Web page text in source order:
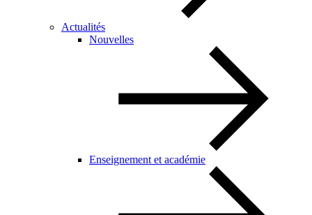
Actualités
Nouvelles
Enseignement et académie